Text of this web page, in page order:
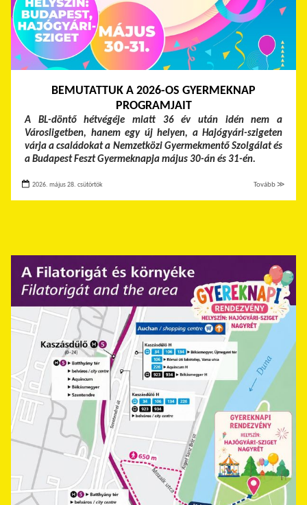
BEMUTATTUK A 2026-OS GYERMEKNAP
PROGRAMJAIT
A BL-döntő hétvégéje miatt 36 év után idén nem a
Városligetben, hanem egy új helyen, a Hajógyári-szigeten
várja a családokat a Nemzetközi Gyermekmentő Szolgálat és
a Budapest Feszt Gyermeknapja május 30-án és 31-én.
2026. május 28. csütörtök Tovább ≫